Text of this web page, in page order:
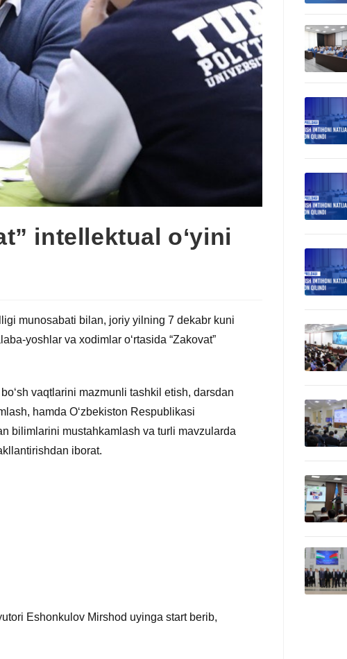
intellektual o‘yini
munosabati bilan, joriy yilning 7 dekabr kuni
yoshlar va xodimlar o‘rtasida “Zakovat”
vaqtlarini mazmunli tashkil etish, darsdan
hamda O‘zbekiston Respublikasi
bilimlarini mustahkamlash va turli mavzularda
iborat.
Eshonkulov Mirshod uyinga start berib,